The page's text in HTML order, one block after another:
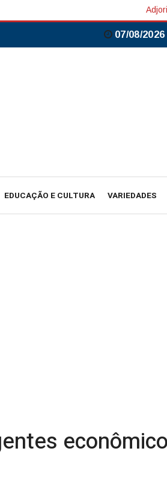
07/08/2026
EDUCAÇÃO E CULTURA VARIEDADES